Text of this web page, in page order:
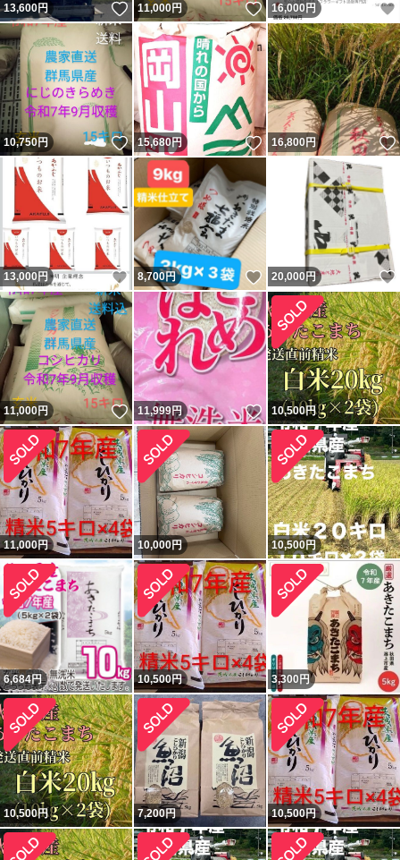
13,600円 いいね！
11,000円 いいね！
16,000円
10,750円 いいね！
15,680円 いいね！
16,800円
13,000円 いいね！
8,700円 いいね！
20,000円
11,000円 いいね！
11,999円 いいね！
10,500円
11,000円 10,000円 10,500円
6,684円 10,500円 3,300 円
10,500円 7,200円 10,500円